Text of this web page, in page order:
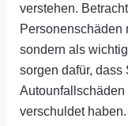
verstehen.
Personenschäden
sondern als
sorgen dafür, dass
verschuldet